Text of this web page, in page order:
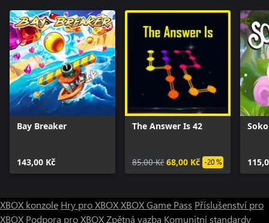
Bay Breaker
143,00 Kč
The Answer Is 42
85,00 Kč 68,00 Kč -20 %
XBOX konzole Hry pro XBOXXBOX Game Pass Příslušenství pro
XBOX Podpora pro XBOXZpětná vazba Komunitní standardy